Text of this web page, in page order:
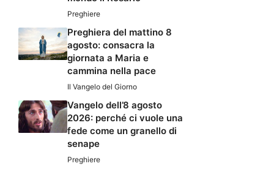
Preghiere
Preghiera del mattino 8
agosto: consacra la
giornata a Maria e
cammina nella pace
Il Vangelo del Giorno
Vangelo dell’8 agosto
2026: perché ci vuole una
fede come un granello di
senape
Preghiere